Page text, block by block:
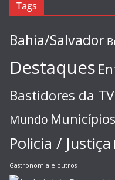
Tags
Bahia/Salvador
Destaques
Bastidores da
Mundo Municípios
Policia / Justiça
Gastronomia e outros